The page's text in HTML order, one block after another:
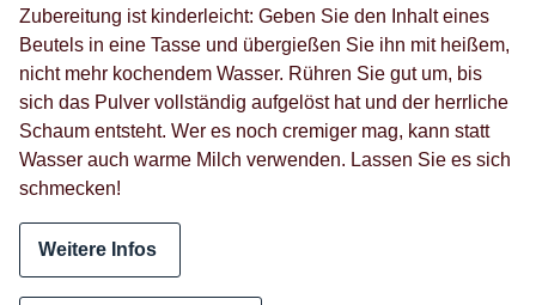
Zubereitung ist kinderleicht: Geben Sie den Inhalt eines
Beutels in eine Tasse und übergießen Sie ihn mit heißem,
nicht mehr kochendem Wasser. Rühren Sie gut um, bis
sich das Pulver vollständig aufgelöst hat und der herrliche
Schaum entsteht. Wer es noch cremiger mag, kann statt
Wasser auch warme Milch verwenden. Lassen Sie es sich
schmecken!
Weitere Infos